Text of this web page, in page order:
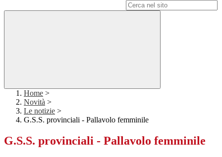
Home >
Novità >
Le notizie >
G.S.S. provinciali - Pallavolo femminile
G.S.S. provinciali - Pallavolo femminile